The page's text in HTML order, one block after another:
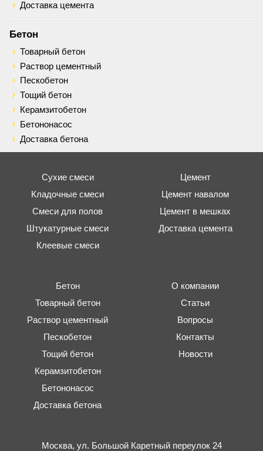
Доставка цемента
Бетон
Товарный бетон
Раствор цементный
Пескобетон
Тощий бетон
Керамзитобетон
Бетононасос
Доставка бетона
Сухие смеси
Кладочные смеси
Смеси для полов
Штукатурные смеси
Клеевые смеси
Цемент
Цемент навалом
Цемент в мешках
Доставка цемента
Бетон
Товарный бетон
Раствор цементный
Пескобетон
Тощий бетон
Керамзитобетон
Бетононасос
Доставка бетона
О компании
Статьи
Вопросы
Контакты
Новости
Москва, ул. Большой Каретный переулок 24